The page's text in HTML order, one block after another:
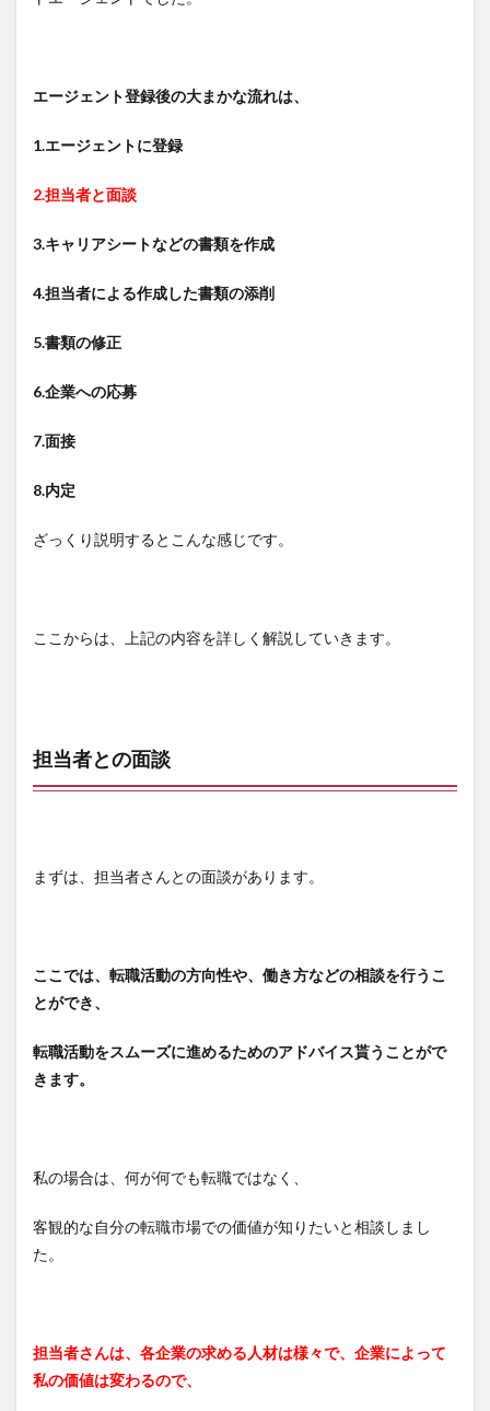
エージェント登録後の大まかな流れは、
1.エージェントに登録
2.担当者と面談
3.キャリアシートなどの書類を作成
4.担当者による作成した書類の添削
5.書類の修正
6.企業への応募
7.面接
8.内定
ざっくり説明するとこんな感じです。
ここからは、上記の内容を詳しく解説していきます。
担当者との面談
まずは、担当者さんとの面談があります。
ここでは、転職活動の方向性や、働き方などの相談を行うこ
とができ、
転職活動をスムーズに進めるためのアドバイス貰うことがで
きます。
私の場合は、何が何でも転職ではなく、
客観的な自分の転職市場での価値が知りたいと相談しまし
た。
担当者さんは、各企業の求める人材は様々で、企業によって
私の価値は変わるので、